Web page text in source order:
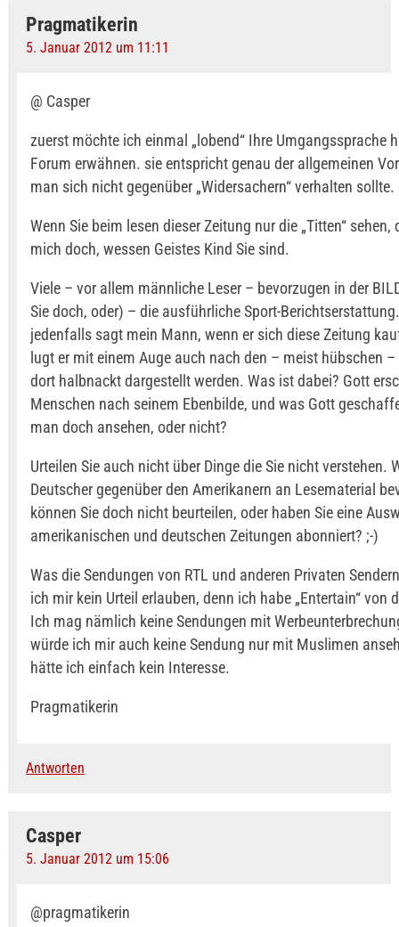
Pragmatikerin
5. Januar 2012 um 11:11
@ Casper
zuerst möchte ich einmal „lobend“ Ihre Umgangssprache
Forum erwähnen. sie entspricht genau der allgemeinen
man sich nicht gegenüber „Widersachern“ verhalten sollte.
Wenn Sie beim lesen dieser Zeitung nur die „Titten“
mich doch, wessen Geistes Kind Sie sind.
Viele – vor allem männliche Leser – bevorzugen in der
Sie doch, oder) – die ausführliche Sport-
jedenfalls sagt mein Mann, wenn er sich diese Zeitung
lugt er mit einem Auge auch nach den – meist hübschen
dort halbnackt dargestellt werden. Was ist dabei? Gott
Menschen nach seinem Ebenbilde, und was Gott
man doch ansehen, oder nicht?
Urteilen Sie auch nicht über Dinge die Sie nicht verstehen.
Deutscher gegenüber den Amerikanern an Lesematerial
können Sie doch nicht beurteilen, oder haben Sie eine
amerikanischen und deutschen Zeitungen abonniert? ;-)
Was die Sendungen von RTL und anderen Privaten
ich mir kein Urteil erlauben, denn ich habe „Entertain“ von
Ich mag nämlich keine Sendungen mit
würde ich mir auch keine Sendung nur mit Muslimen
hätte ich einfach kein Interesse.
Pragmatikerin
Antworten
Casper
5. Januar 2012 um 15:06
@pragmatikerin